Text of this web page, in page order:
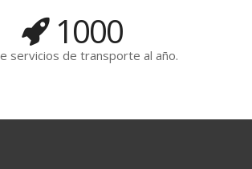
1000
servicios de transporte al año.